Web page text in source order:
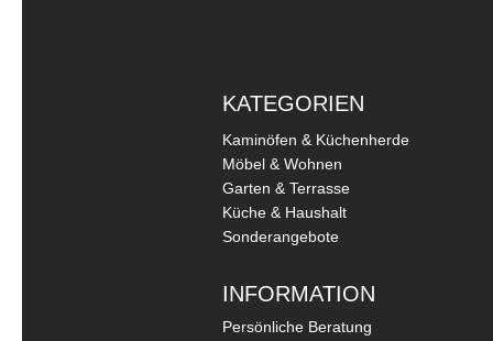
KATEGORIEN
Kaminöfen & Küchenherde
Möbel & Wohnen
Garten & Terrasse
Küche & Haushalt
Sonderangebote
INFORMATION
Persönliche Beratung